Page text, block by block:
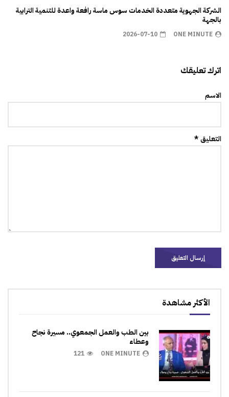
الشركة الجهوية متعددة الخدمات سوس ماسة رافعة واعدة للتنمية الترابية
بالجهة
ONE MINUTE
2026-07-10
اترك تعليقك
الاسم
التعليق *
الأكثر مشاهدة
بين الطب والعمل الجمعوي.. مسيرة نجاح
وعطاء
ONE MINUTE
121